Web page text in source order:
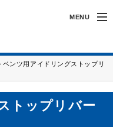
MENU
ベンツ用アイドリングストップリ
トップリバー